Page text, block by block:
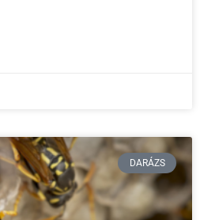
DARÁZS